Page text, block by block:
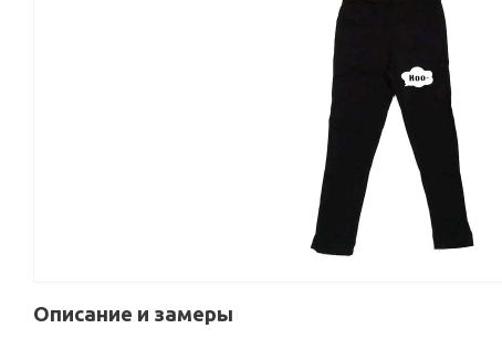
Описание и замеры